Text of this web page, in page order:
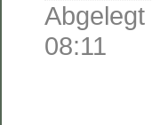
Abgelegt
08:11